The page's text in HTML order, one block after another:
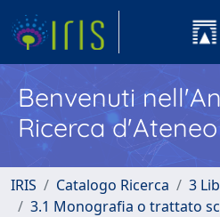
Benvenuti
Ricerca d'Ateneo
IRIS Catalogo Ricerca
3
3.1 Monografia o trattato